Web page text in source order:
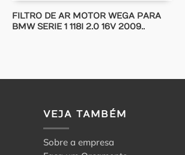
FILTRO DE AR MOTOR WEGA PARA
BMW SERIE 1 118I 2.0 16V 2009..
VEJA TAMBÉM
Sobre a empresa